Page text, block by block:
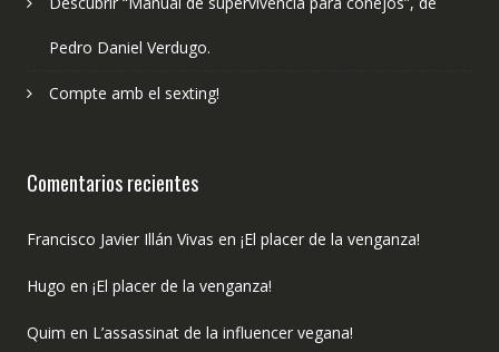
Pedro Daniel Verdugo.
Compte amb el sexting!
Comentarios recientes
Francisco Javier Illán Vivas en ¡El placer de la venganza!
Hugo en ¡El placer de la venganza!
Quim en L’assassinat de la influencer vegana!